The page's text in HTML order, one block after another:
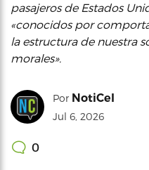
pasajeros de Estados
«conocidos por
la estructura de nuestra
morales».
Por NotiCel
Jul 6, 2026
0